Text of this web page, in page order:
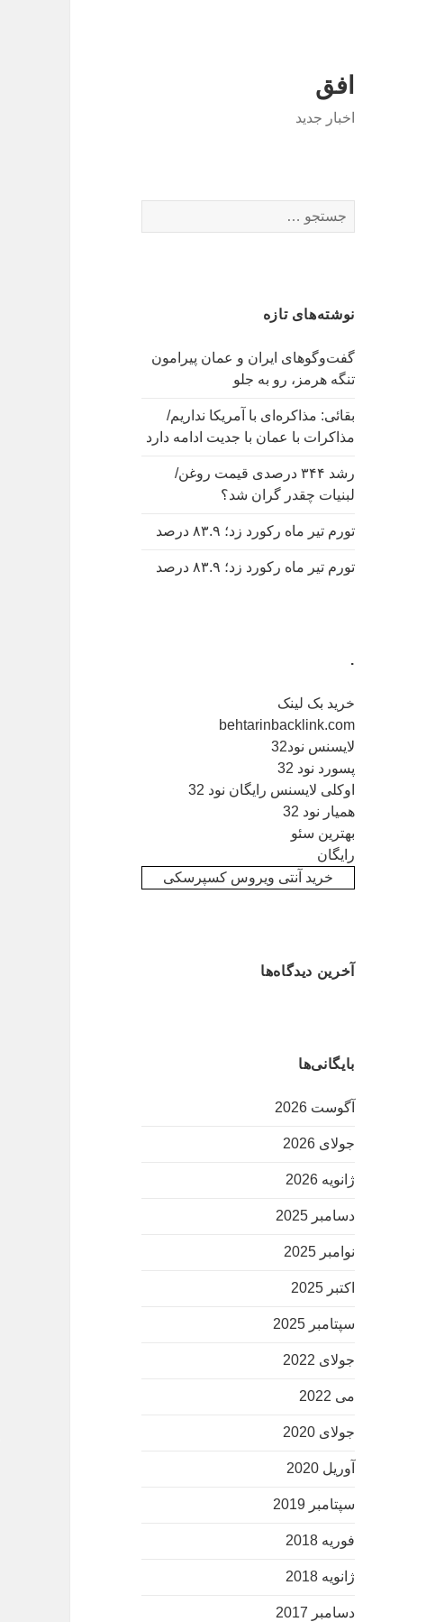
افق
اخبار جدید
برای:
نوشته‌های تازه
گفت‌وگوهای ایران و عمان پیرامون
تنگه هرمز، رو به جلو
بقائی: مذاکره‌ای با آمریکا نداریم/
مذاکرات با عمان با جدیت ادامه دارد
رشد ۳۴۴ درصدی قیمت روغن/
لبنیات چقدر گران شد؟
تورم تیر ماه رکورد زد؛ ۸۳.۹ درصد
تورم تیر ماه رکورد زد؛ ۸۳.۹ درصد
.
خرید بک لینک
behtarinbacklink.com
لایسنس نود32
پسورد نود 32
اوکلی لایسنس رایگان نود 32
همیار نود 32
بهترین سئو
رایگان
خرید آنتی ویروس کسپرسکی
آخرین دیدگاه‌ها
بایگانی‌ها
آگوست 2026
جولای 2026
ژانویه 2026
دسامبر 2025
نوامبر 2025
اکتبر 2025
سپتامبر 2025
جولای 2022
می 2022
جولای 2020
آوریل 2020
سپتامبر 2019
فوریه 2018
ژانویه 2018
دسامبر 2017